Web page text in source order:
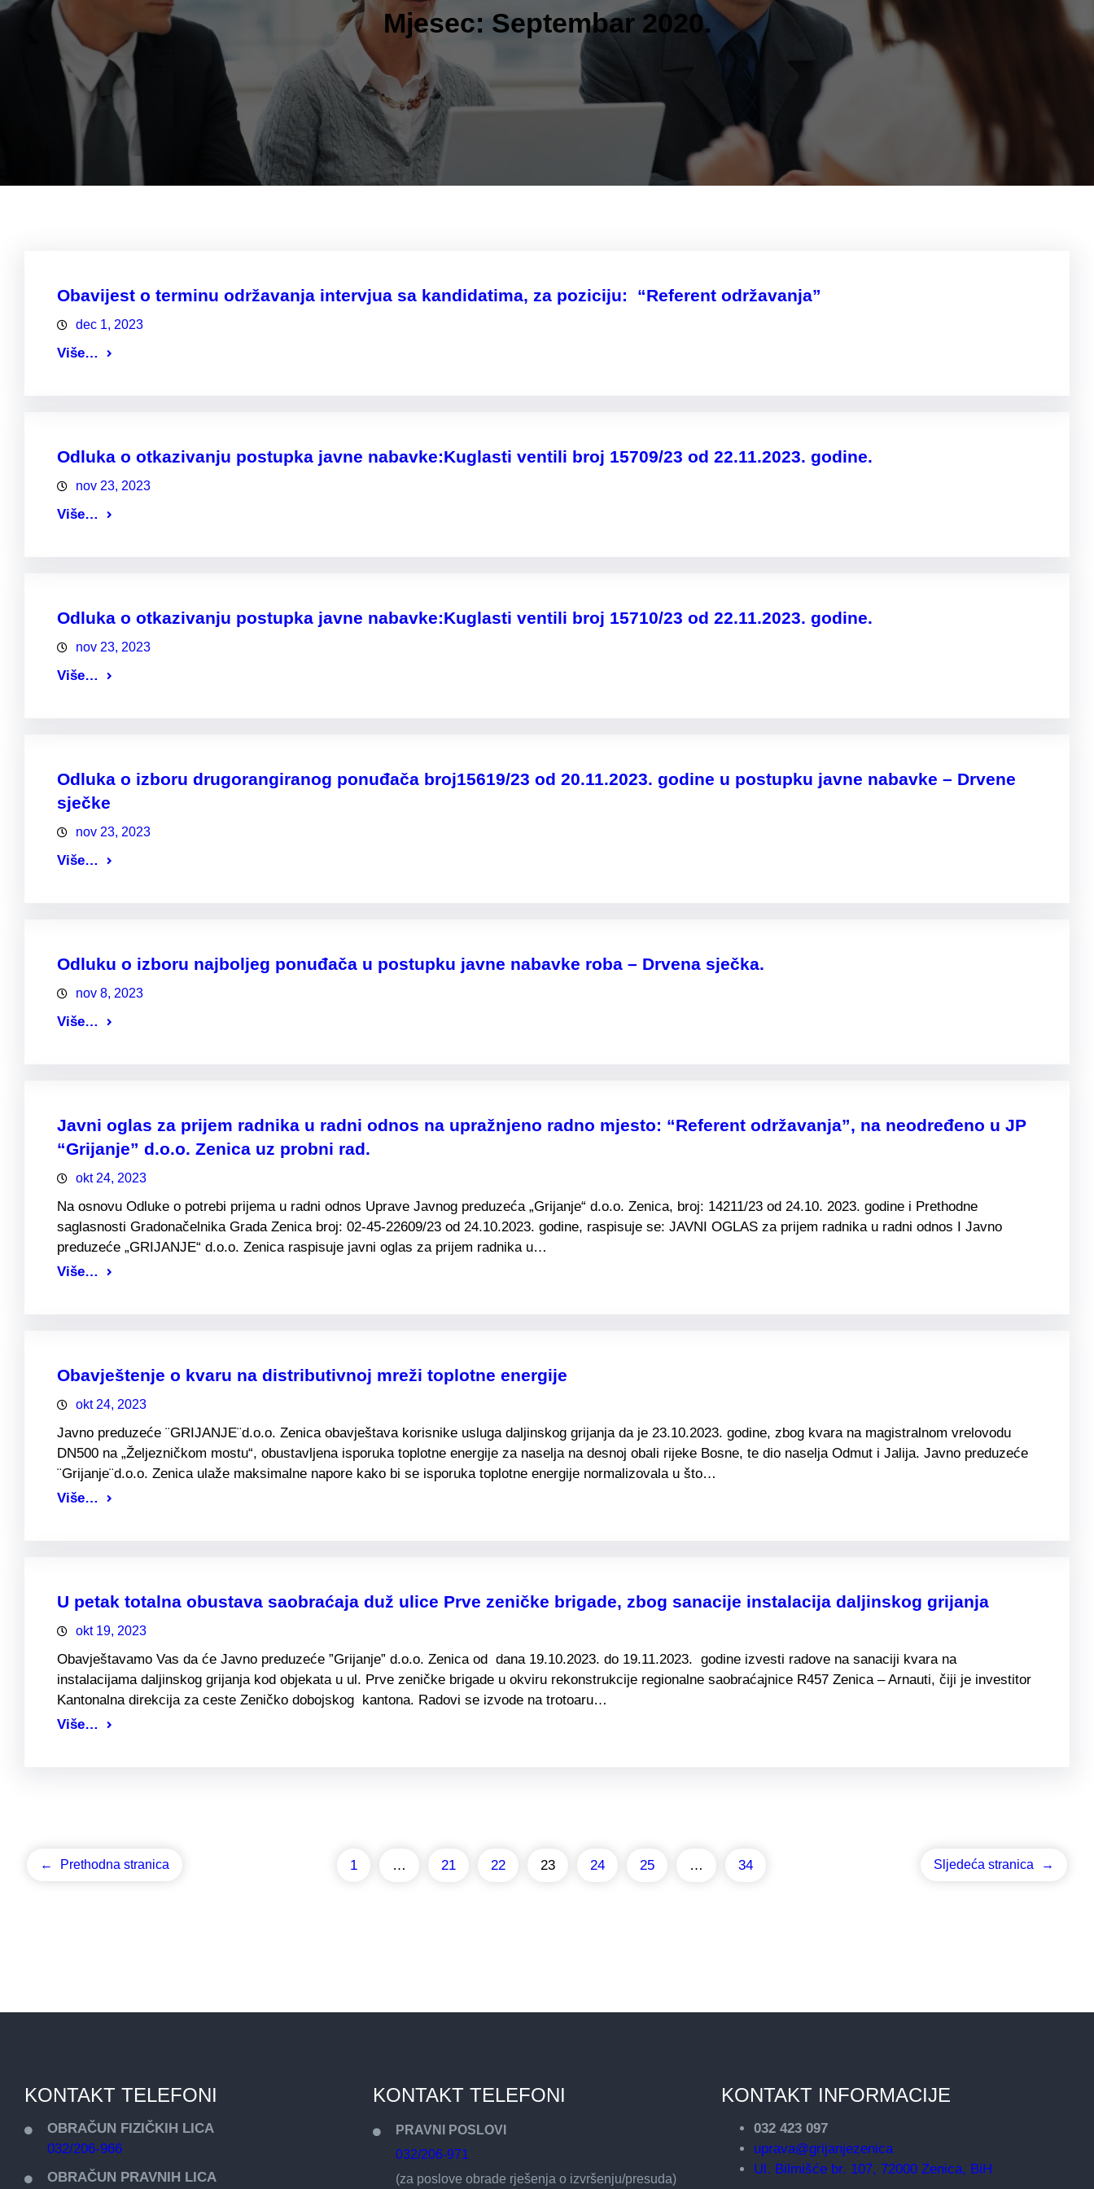
Mjesec: Septembar 2020.
Obavijest o terminu održavanja intervjua sa kandidatima, za poziciju: “Referent održavanja”
dec 1, 2023
Više…
Odluka o otkazivanju postupka javne nabavke:Kuglasti ventili broj 15709/23 od 22.11.2023. godine.
nov 23, 2023
Više…
Odluka o otkazivanju postupka javne nabavke:Kuglasti ventili broj 15710/23 od 22.11.2023. godine.
nov 23, 2023
Više…
Odluka o izboru drugorangiranog ponuđača broj15619/23 od 20.11.2023. godine u postupku javne nabavke – Drvene
sječke
nov 23, 2023
Više…
Odluku o izboru najboljeg ponuđača u postupku javne nabavke roba – Drvena sječka.
nov 8, 2023
Više…
Javni oglas za prijem radnika u radni odnos na upražnjeno radno mjesto: “Referent održavanja”, na neodređeno u JP
“Grijanje” d.o.o. Zenica uz probni rad.
okt 24, 2023
Na osnovu Odluke o potrebi prijema u radni odnos Uprave Javnog preduzeća „Grijanje“ d.o.o. Zenica, broj: 14211/23 od 24.10. 2023. godine i Prethodne
saglasnosti Gradonačelnika Grada Zenica broj: 02-45-22609/23 od 24.10.2023. godine, raspisuje se: JAVNI OGLAS za prijem radnika u radni odnos I Javno
preduzeće „GRIJANJE“ d.o.o. Zenica raspisuje javni oglas za prijem radnika u…
Više…
Obavještenje o kvaru na distributivnoj mreži toplotne energije
okt 24, 2023
Javno preduzeće ¨GRIJANJE¨d.o.o. Zenica obavještava korisnike usluga daljinskog grijanja da je 23.10.2023. godine, zbog kvara na magistralnom vrelovodu
DN500 na „Željezničkom mostu“, obustavljena isporuka toplotne energije za naselja na desnoj obali rijeke Bosne, te dio naselja Odmut i Jalija. Javno preduzeće
¨Grijanje¨d.o.o. Zenica ulaže maksimalne napore kako bi se isporuka toplotne energije normalizovala u što…
Više…
U petak totalna obustava saobraćaja duž ulice Prve zeničke brigade, zbog sanacije instalacija daljinskog grijanja
okt 19, 2023
Obavještavamo Vas da će Javno preduzeće ”Grijanje” d.o.o. Zenica od dana 19.10.2023. do 19.11.2023. godine izvesti radove na sanaciji kvara na
instalacijama daljinskog grijanja kod objekata u ul. Prve zeničke brigade u okviru rekonstrukcije regionalne saobraćajnice R457 Zenica – Arnauti, čiji je investitor
Kantonalna direkcija za ceste Zeničko dobojskog kantona. Radovi se izvode na trotoaru…
Više…
← Prethodna stranica 1 … 21 22 23 24 25 … 34 Sljedeća stranica →
KONTAKT TELEFONI
OBRAČUN FIZIČKIH LICA
032/206-966
OBRAČUN PRAVNIH LICA
KONTAKT TELEFONI
PRAVNI POSLOVI
032/206-971
(za poslove obrade rješenja o izvršenju/presuda)
KONTAKT INFORMACIJE
032 423 097
uprava@grijanjezenica
Ul. Bilmišće br. 107, 72000 Zenica, BiH